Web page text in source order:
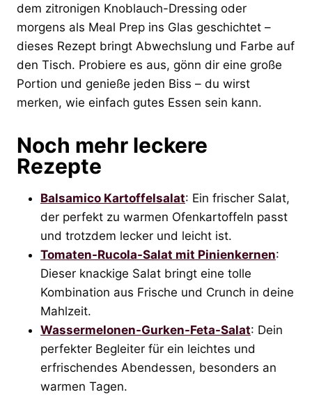
dem zitronigen Knoblauch-Dressing oder
morgens als Meal Prep ins Glas geschichtet –
dieses Rezept bringt Abwechslung und Farbe auf
den Tisch. Probiere es aus, gönn dir eine große
Portion und genieße jeden Biss – du wirst
merken, wie einfach gutes Essen sein kann.
Noch mehr leckere
Rezepte
Balsamico Kartoffelsalat: Ein frischer Salat,
der perfekt zu warmen Ofenkartoffeln passt
und trotzdem lecker und leicht ist.
Tomaten-Rucola-Salat mit Pinienkernen:
Dieser knackige Salat bringt eine tolle
Kombination aus Frische und Crunch in deine
Mahlzeit.
Wassermelonen-Gurken-Feta-Salat: Dein
perfekter Begleiter für ein leichtes und
erfrischendes Abendessen, besonders an
warmen Tagen.